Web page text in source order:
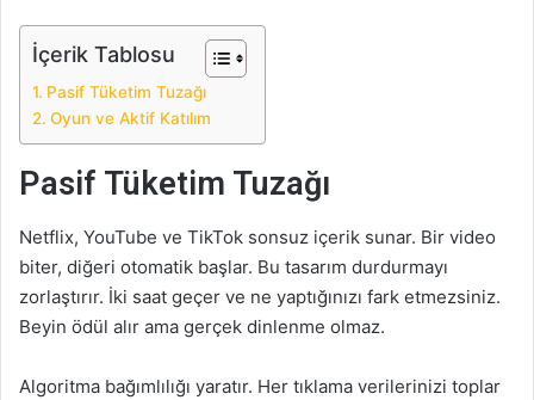
İçerik Tablosu
Pasif Tüketim Tuzağı
Oyun ve Aktif Katılım
Pasif Tüketim Tuzağı
Netflix, YouTube ve TikTok sonsuz içerik sunar. Bir video
biter, diğeri otomatik başlar. Bu tasarım durdurmayı
zorlaştırır. İki saat geçer ve ne yaptığınızı fark etmezsiniz.
Beyin ödül alır ama gerçek dinlenme olmaz.
Algoritma bağımlılığı yaratır. Her tıklama verilerinizi toplar